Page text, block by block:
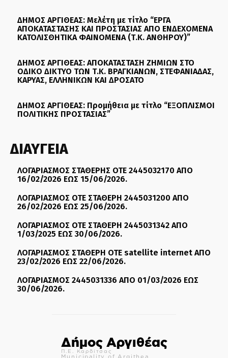
ΔΗΜΟΣ ΑΡΓΙΘΕΑΣ: Μελέτη με τίτλο “ΕΡΓΑ
ΑΠΟΚΑΤΑΣΤΑΣΗΣ ΚΑΙ ΠΡΟΣΤΑΣΙΑΣ ΑΠΟ ΕΝΔΕΧΟΜΕΝΑ
ΚΑΤΟΛΙΣΘΗΤΙΚΑ ΦΑΙΝΟΜΕΝΑ (Τ.Κ. ΑΝΘΗΡΟΥ)”
ΔΗΜΟΣ ΑΡΓΙΘΕΑΣ: ΑΠΟΚΑΤΑΣΤΑΣΗ ΖΗΜΙΩΝ ΣΤΟ
ΟΔΙΚΟ ΔΙΚΤΥΟ ΤΩΝ Τ.Κ. ΒΡΑΓΚΙΑΝΩΝ, ΣΤΕΦΑΝΙΑΔΑΣ,
ΚΑΡΥΑΣ, ΕΛΛΗΝΙΚΩΝ ΚΑΙ ΔΡΟΣΑΤΟ
ΔΗΜΟΣ ΑΡΓΙΘΕΑΣ: Προμήθεια με τίτλο “ΕΞΟΠΛΙΣΜΟΙ
ΠΟΛΙΤΙΚΗΣ ΠΡΟΣΤΑΣΙΑΣ”
ΔΙΑΥΓΕΙΑ
ΛΟΓΑΡΙΑΣΜΟΣ ΣΤΑΘΕΡΗΣ ΟΤΕ 2445032170 ΑΠΟ
16/02/2026 ΕΩΣ 15/06/2026.
ΛΟΓΑΡΙΑΣΜΟΣ ΟΤΕ ΣΤΑΘΕΡΗ 2445031200 ΑΠΟ
26/02/2026 ΕΩΣ 25/06/2026.
ΛΟΓΑΡΙΑΣΜΟΣ ΟΤΕ ΣΤΑΘΕΡΗ 2445031342 ΑΠΟ
1/03/2025 ΕΩΣ 30/06/2026.
ΛΟΓΑΡΙΑΣΜΟΣ ΣΤΑΘΕΡΗ ΟΤΕ satellite internet ΑΠΟ
23/02/2026 ΕΩΣ 22/06/2026.
ΛΟΓΑΡΙΑΣΜΟΣ 2445031336 ΑΠΟ 01/03/2026 ΕΩΣ
30/06/2026.
Δήμος Αργιθέας
Π.Ε. Καρδίτσας
Municipality of Argithea